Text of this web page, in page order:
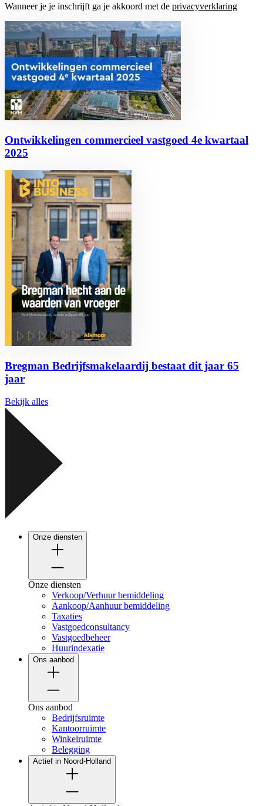
Wanneer je je inschrijft ga je akkoord met de privacyverklaring
Ontwikkelingen commercieel vastgoed 4e kwartaal
2025
Bregman Bedrijfsmakelaardij bestaat dit jaar 65
jaar
Bekijk alles
Onze diensten
Onze diensten
Verkoop/Verhuur bemiddeling
Aankoop/Aanhuur bemiddeling
Taxaties
Vastgoedconsultancy
Vastgoedbeheer
Huurindexatie
Ons aanbod
Ons aanbod
Bedrijfsruimte
Kantoorruimte
Winkelruimte
Belegging
Actief in Noord-Holland